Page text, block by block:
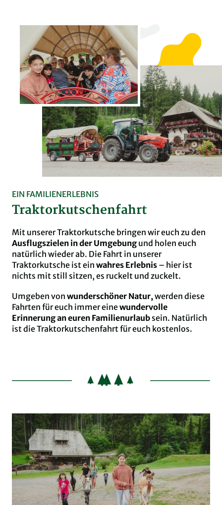
EIN FAMILIENERLEBNIS
Traktorkutschenfahrt
Mit unserer Traktorkutsche bringen wir euch zu den
Ausflugszielen in der Umgebung und holen euch
natürlich wieder ab. Die Fahrt in unserer
Traktorkutsche ist ein wahres Erlebnis – hier ist
nichts mit still sitzen, es ruckelt und zuckelt.
Umgeben von wunderschöner Natur,werden diese
Fahrten für euch immer einewundervolle
Erinnerung an euren Familienurlaub sein. Natürlich
ist die Traktorkutschenfahrt für euch kostenlos.